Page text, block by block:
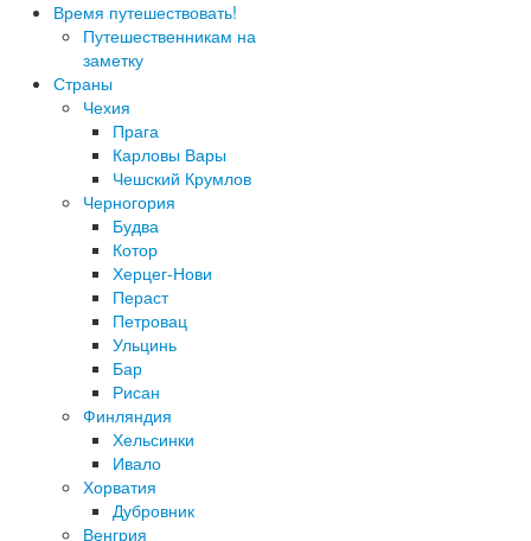
Время путешествовать!
Путешественникам на
заметку
Страны
Чехия
Прага
Карловы Вары
Чешский Крумлов
Черногория
Будва
Котор
Херцег-Нови
Пераст
Петровац
Ульцинь
Бар
Рисан
Финляндия
Хельсинки
Ивало
Хорватия
Дубровник
Венгрия